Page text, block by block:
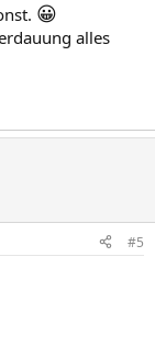
😀
alles
#5